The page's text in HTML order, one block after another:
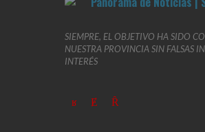
SIEMPRE, EL OBJETIVO HA SIDO
NUESTRA PROVINCIA SIN FALSAS
INTERÉS